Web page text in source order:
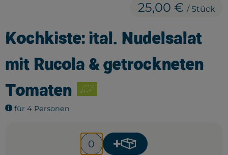
Bäckerei
Großverpackung
Geplante Kisten
Kochkiste: ital. Nudelsalat
mit Rucola & getrockneten
Tomaten
für 4 Personen
25,00 € / Stück
Anzahl Produkt zum